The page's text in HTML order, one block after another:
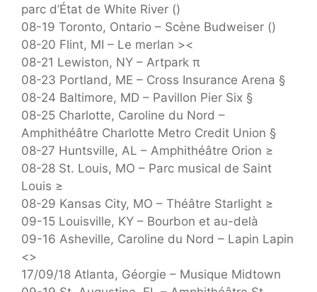
parc d’État de White River ()
08-19 Toronto, Ontario – Scène Budweiser ()
08-20 Flint, MI – Le merlan ><
08-21 Lewiston, NY – Artpark π
08-23 Portland, ME – Cross Insurance Arena §
08-24 Baltimore, MD – Pavillon Pier Six §
08-25 Charlotte, Caroline du Nord –
Amphithéâtre Charlotte Metro Credit Union §
08-27 Huntsville, AL – Amphithéâtre Orion ≥
08-28 St. Louis, MO – Parc musical de Saint
Louis ≥
08-29 Kansas City, MO – Théâtre Starlight ≥
09-15 Louisville, KY – Bourbon et au-delà
09-16 Asheville, Caroline du Nord – Lapin Lapin
<>
17/09/18 Atlanta, Géorgie – Musique Midtown